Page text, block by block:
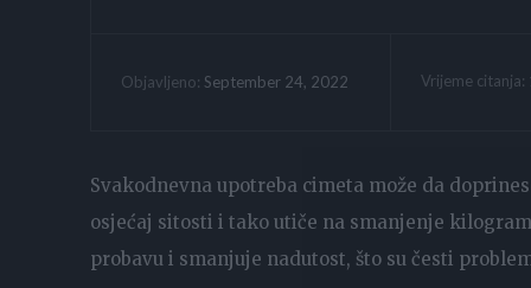
Objavljeno: September 24, 2022 Vrijeme citanja:
Svakodnevna upotreba cimeta može da
osjećaj sitosti i tako utiče na smanjenje
probavu i smanjuje nadutost, što su česti